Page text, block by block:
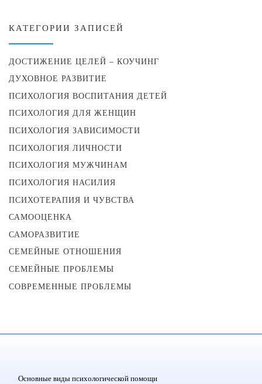
КАТЕГОРИИ ЗАПИСЕЙ
ДОСТИЖЕНИЕ ЦЕЛЕЙ – КОУЧИНГ
ДУХОВНОЕ РАЗВИТИЕ
ПСИХОЛОГИЯ ВОСПИТАНИЯ ДЕТЕЙ
ПСИХОЛОГИЯ ДЛЯ ЖЕНЩИН
ПСИХОЛОГИЯ ЗАВИСИМОСТИ
ПСИХОЛОГИЯ ЛИЧНОСТИ
ПСИХОЛОГИЯ МУЖЧИНАМ
ПСИХОЛОГИЯ НАСИЛИЯ
ПСИХОТЕРАПИЯ И ЧУВСТВА
САМООЦЕНКА
САМОРАЗВИТИЕ
СЕМЕЙНЫЕ ОТНОШЕНИЯ
СЕМЕЙНЫЕ ПРОБЛЕМЫ
СОВРЕМЕННЫЕ ПРОБЛЕМЫ
Основные виды психологической помощи